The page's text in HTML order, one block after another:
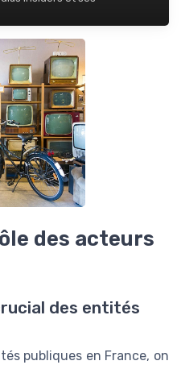
des acteurs
des entités
publiques en France, on